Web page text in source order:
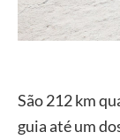
São 212 km
guia até um